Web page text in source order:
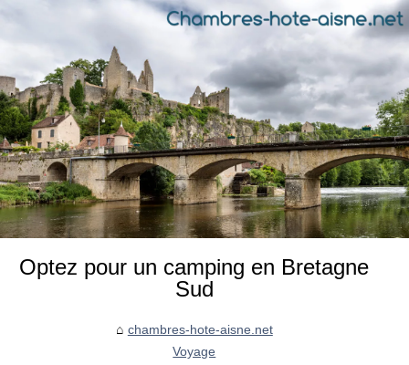
Optez pour un camping en Bretagne
Sud
chambres-hote-aisne.net
Voyage